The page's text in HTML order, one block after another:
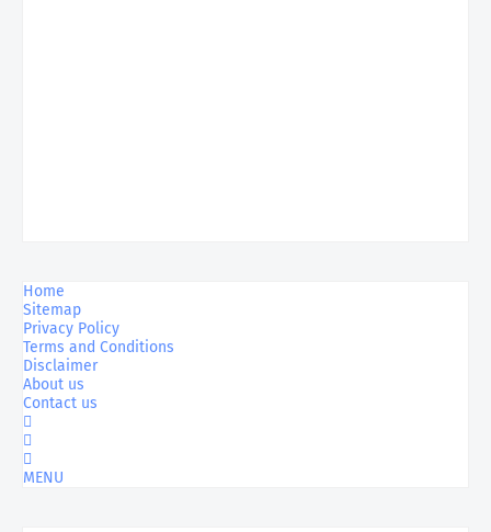
Home
Sitemap
Privacy Policy
Terms and Conditions
Disclaimer
About us
Contact us
MENU